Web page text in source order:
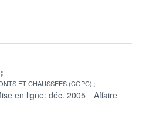
ET CHAUSSEES (CGPC)
en ligne: déc. 2005
Affaire